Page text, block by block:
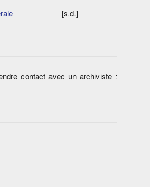
[s.d.]
contact avec un archiviste :